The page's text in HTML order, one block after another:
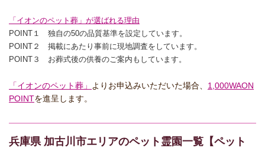
「イオンのペット葬」が選ばれる理由
POINT１ 独自の50の品質基準を設定しています。
POINT２ 掲載にあたり事前に現地調査をしています。
POINT３ お葬式後の供養のご案内もしています。
「イオンのペット葬」 よりお申込みいただいた場合、 1,000WAON
POINTを進呈します。
兵庫県 加古川市エリアのペット霊園一覧【ペット